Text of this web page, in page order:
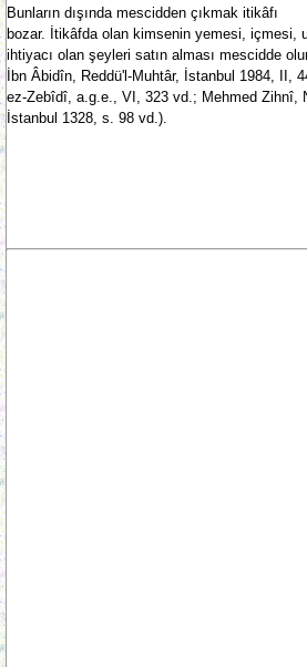
Bunların dışında mescidden çıkmak itikâfı
bozar. İtikâfda olan kimsenin yemesi, içmesi,
ihtiyacı olan şeyleri satın alması mescidde
İbn Âbidîn, Reddü'l-Muhtâr, İstanbul 1984, II,
ez-Zebîdî, a.g.e., VI, 323 vd.; Mehmed Zihnî,
İstanbul 1328, s. 98 vd.).